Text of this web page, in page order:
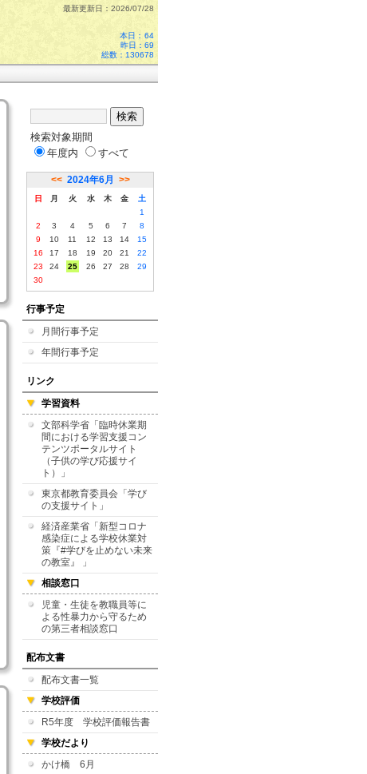
最新更新日：2026/07/28
本日： 64
昨日：69
総数：130678
検索対象期間
年度内
すべて
<< 2024年6月 >>
日 月 火 水 木 金
土
1
2
3 4 5 6 7
8
9
10 11 12 13 14
15
16
17 18 19 20 21
22
23
24 25 26 27 28
29
30
行事予定
月間行事予定
年間行事予定
リンク
学習資料
文部科学省「臨時休業期
間における学習支援コン
テンツポータルサイト
（子供の学び応援サイ
ト）」
東京都教育委員会「学び
の支援サイト」
経済産業省「新型コロナ
感染症による学校休業対
策『#学びを止めない未来
の教室』 」
相談窓口
児童・生徒を教職員等に
よる性暴力から守るため
の第三者相談窓口
配布文書
配布文書一覧
学校評価
R5年度 学校評価報告書
学校だより
かけ橋 6月